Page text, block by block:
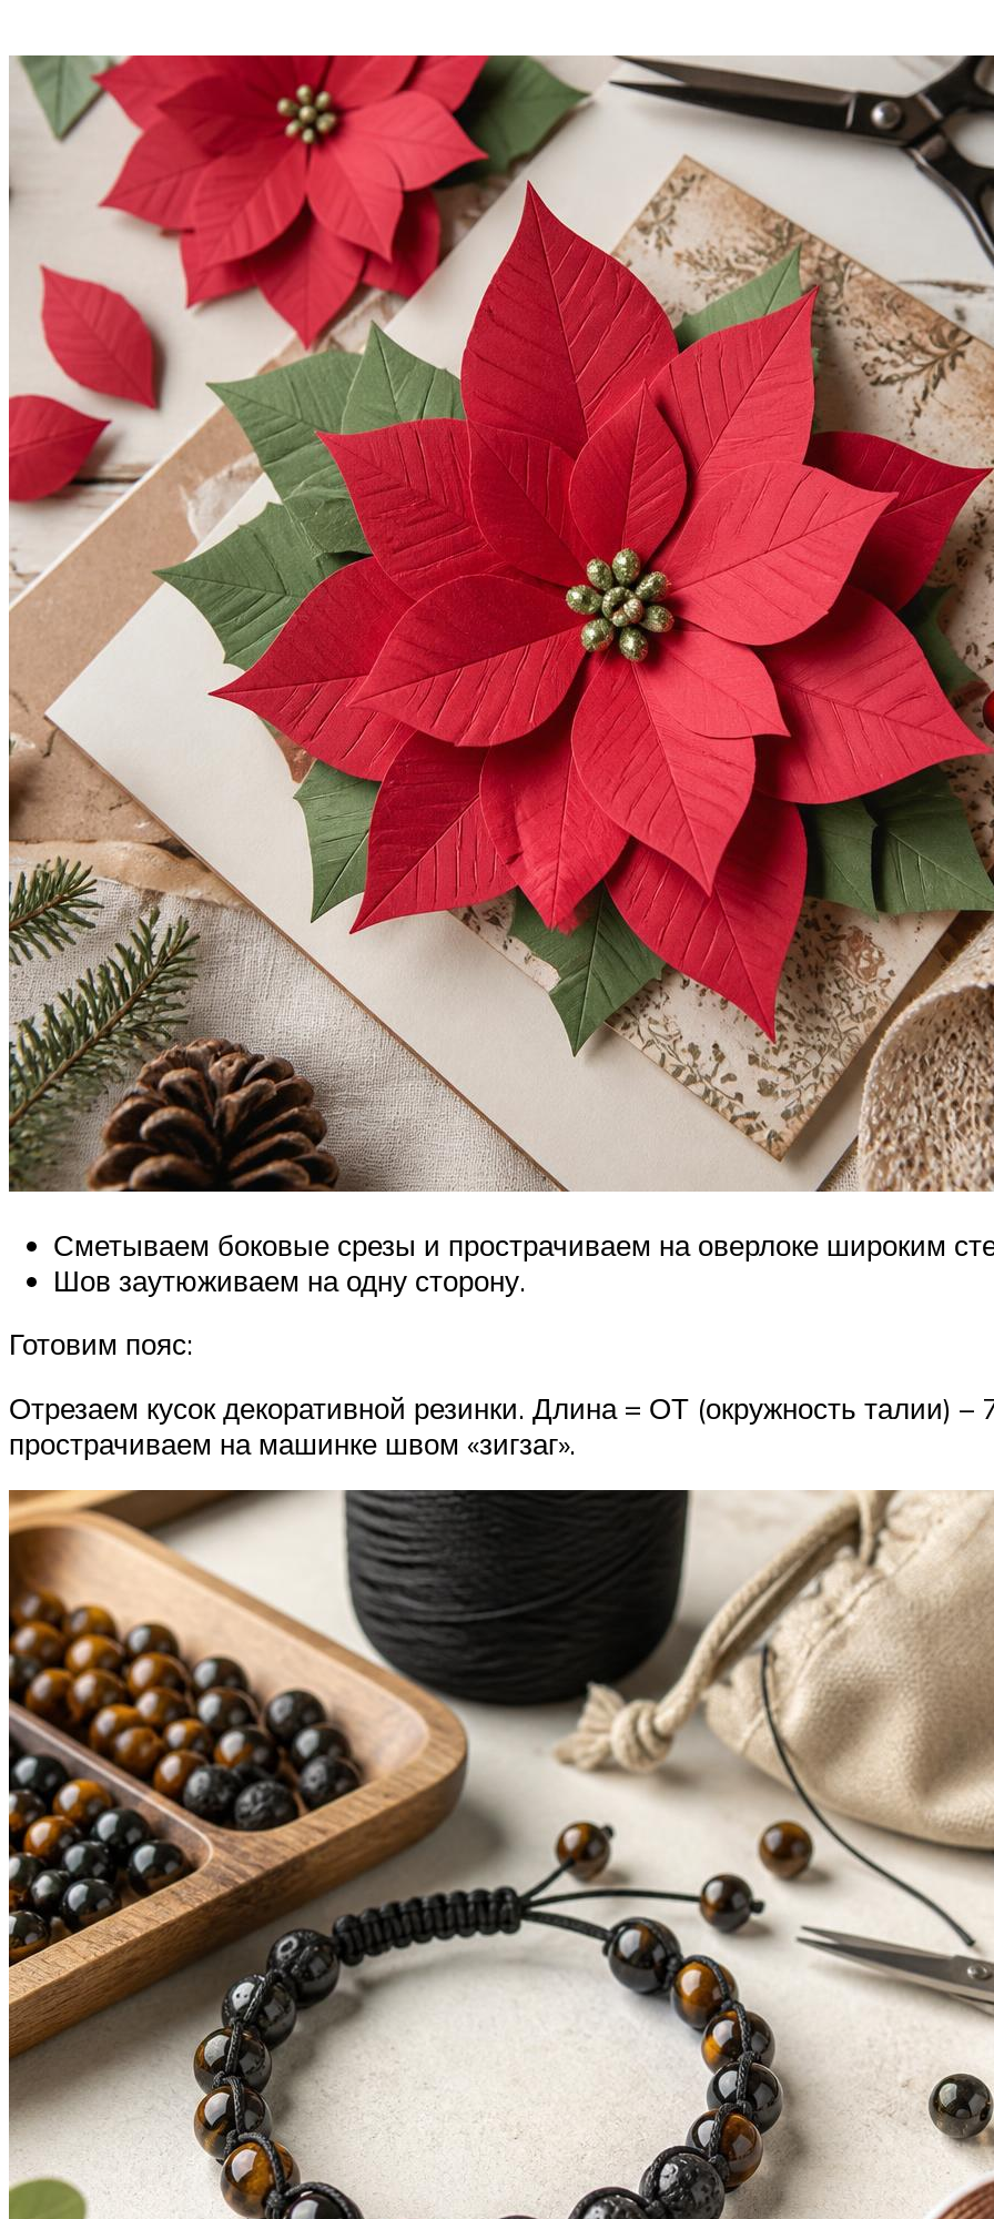
Сметываем боковые срезы и прострачиваем на оверлоке широким
Шов заутюживаем на одну сторону.
Готовим пояс:
Отрезаем кусок декоративной резинки. Длина = ОТ (окружность талии)
прострачиваем на машинке швом «зигзаг».